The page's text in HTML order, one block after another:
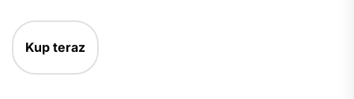
Kup teraz